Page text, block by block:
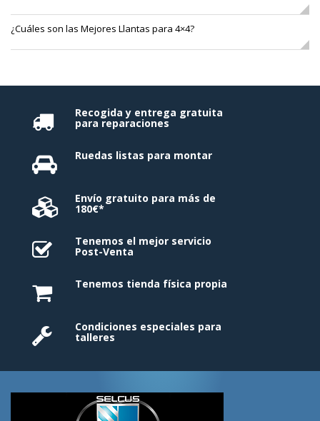
¿Cuáles son las Mejores Llantas para 4×4?
Recogida y entrega gratuita
para reparaciones
Ruedas listas para montar
Envío gratuito para más de
180€*
Tenemos el mejor servicio
Post-Venta
Tenemos tienda física propia
Condiciones especiales para
talleres